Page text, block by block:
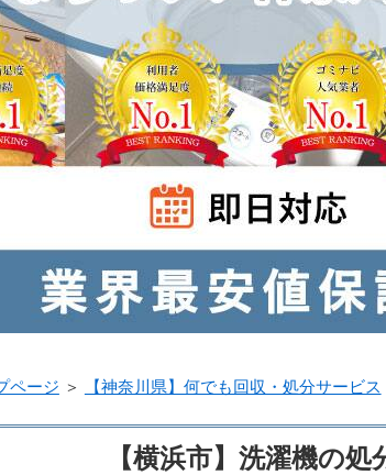
ページ ＞ 【神奈川県】何でも回収・処分サービス
【横浜市】洗濯機の